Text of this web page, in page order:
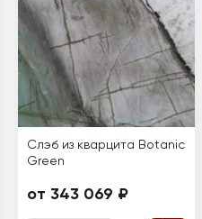
Слэб из кварцита Botanic
Green
от 343 069 ₽